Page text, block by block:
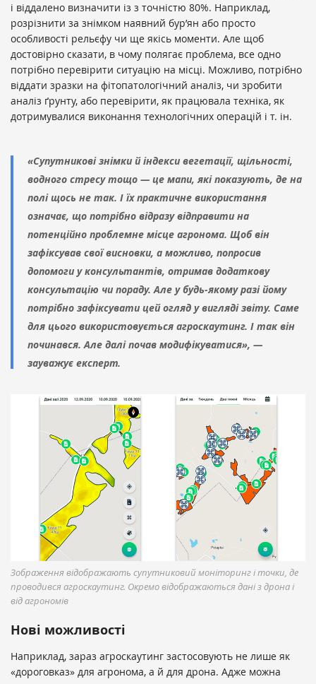
і віддалено визначити із з точністю 80%. Наприклад,
розрізнити за знімком наявний бур’ян або просто
особливості рельєфу чи ще якісь моменти. Але щоб
достовірно сказати, в чому полягає проблема, все одно
потрібно перевірити ситуацію на місці. Можливо, потрібно
віддати зразки на фітопатологічний аналіз, чи зробити
аналіз ґрунту, або перевірити, як працювала техніка, як
дотримувалися виконання технологічних операцій і т. ін.
«Супутникові знімки й індекси вегетації, щільності,
водного стресу тощо — це мапи, які показують, де на
полі щось не так. І їх практичне використання
означає, що потрібно відразу відправити на
потенційно проблемне місце агронома. Щоб він
зафіксував свої висновки, а можливо, попросив
допомоги у консультантів, отримав додаткову
консультацію чи пораду. Але у будь-якому разі йому
потрібно зафіксувати цей огляд у вигляді звіту. Саме
для цього використовується агроскаутинг. І так він
починався. Але далі почав модифікуватися», —
зауважує експерт.
Зображення відображають супутниковий моніторинг і точки, де
проводився агроскаутинг. Окремо відображаються дані з дрона і
від агрономів
Нові можливості
Наприклад, зараз агроскаутинг застосовують не лише як
«дороговказ» для агронома, а й для дрона. Адже можна